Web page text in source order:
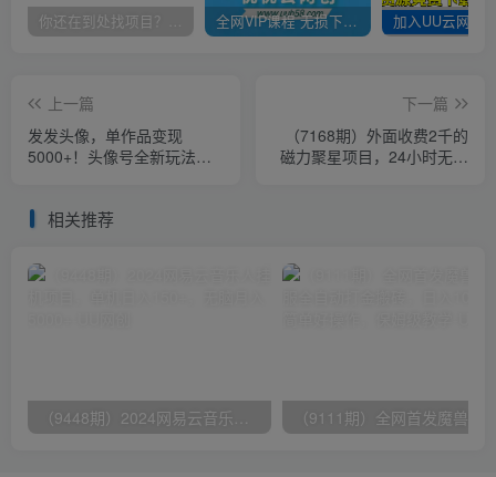
你还在到处找项目？还在当韭菜？我靠卖项目一个月收入5万+，曾经我也是个失败者。 全网VIP课程 无损下载~
上一篇
发发头像，单作品变现
5000+！头像号全新玩法拆
下一篇
（7168期）外面收费2千的
磁力聚星项目，24小时无人
相关推荐